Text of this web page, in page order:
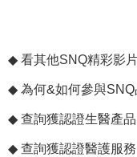
◆ 看其他SNQ精彩影片
◆ 為何&如何參與SNQ
◆ 查詢獲認證生醫產品
◆ 查詢獲認證醫護服務